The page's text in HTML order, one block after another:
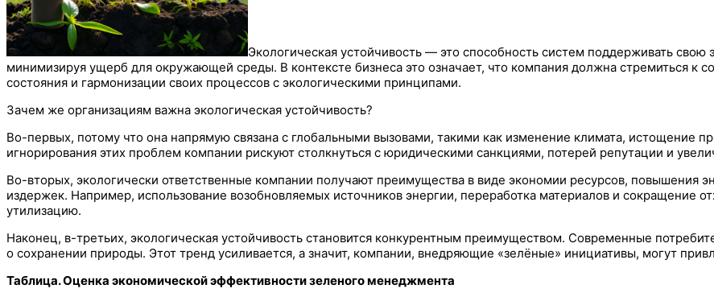
Экологическая устойчивость — это способность систем поддерживать
минимизируя ущерб для окружающей среды. В контексте бизнеса это означает, что компания должна стремиться к
состояния и гармонизации своих процессов с экологическими принципами.
Зачем же организациям важна экологическая устойчивость?
Во-первых, потому что она напрямую связана с глобальными вызовами, такими как изменение климата, истощение
игнорирования этих проблем компании рискуют столкнуться с юридическими санкциями, потерей репутации и
Во-вторых, экологически ответственные компании получают преимущества в виде экономии ресурсов, повышения
издержек. Например, использование возобновляемых источников энергии, переработка материалов и сокращение
утилизацию.
Наконец, в-третьих, экологическая устойчивость становится конкурентным преимуществом. Современные
о сохранении природы. Этот тренд усиливается, а значит, компании, внедряющие «зелёные» инициативы, могут
Таблица. Оценка экономической эффективности зеленого менеджмента